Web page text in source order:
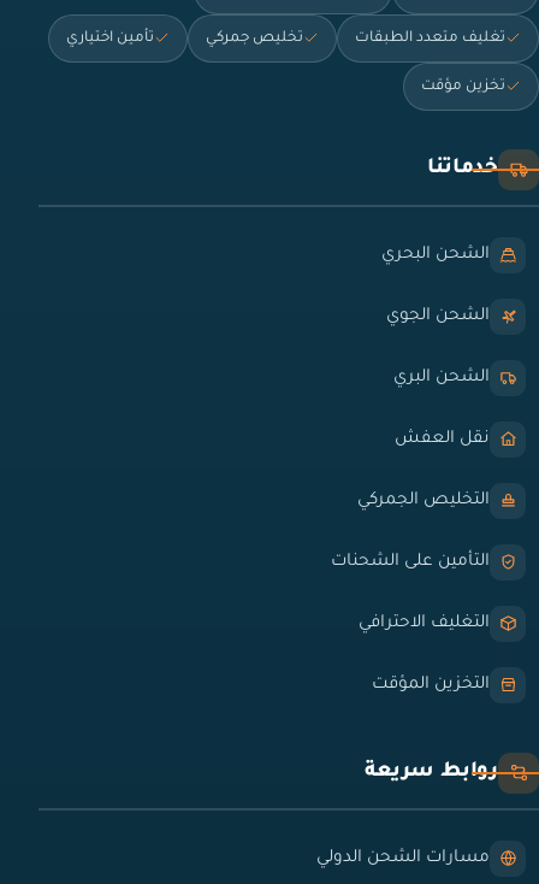
تغليف متعدد الطبقات تخليص جمركي تأمين اختياري
تخزين مؤقت
خدماتنا
الشحن البحري
الشحن الجوي
الشحن البري
نقل العفش
التخليص الجمركي
التأمين على الشحنات
التغليف الاحترافي
التخزين المؤقت
روابط سريعة
مسارات الشحن الدولي